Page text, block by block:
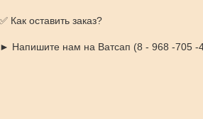
✅ Как оставить заказ?
► Напишите нам на Ватсап (8 - 968 -705 -